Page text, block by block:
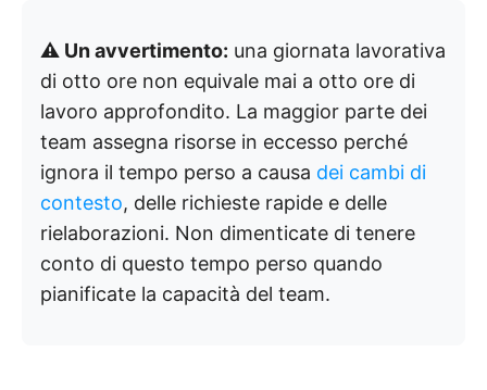
⚠️ Un avvertimento: una giornata lavorativa
di otto ore non equivale mai a otto ore di
lavoro approfondito. La maggior parte dei
team assegna risorse in eccesso perché
ignora il tempo perso a causa dei cambi di
contesto, delle richieste rapide e delle
rielaborazioni. Non dimenticate di tenere
conto di questo tempo perso quando
pianificate la capacità del team.